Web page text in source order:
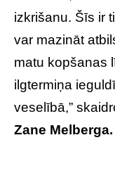
izkrišanu. Šīs ir
var mazināt
matu kopšanas
ilgtermiņa
veselībā,”
Zane Melberga.